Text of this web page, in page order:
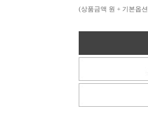
(상품금액 원 + 기본옵션